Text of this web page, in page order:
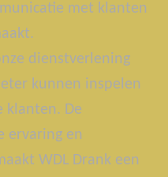
met klanten
dienstverlening
kunnen inspelen
klanten. De
ervaring en
WDL Drank een